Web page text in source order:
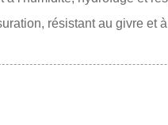
résistant au givre et